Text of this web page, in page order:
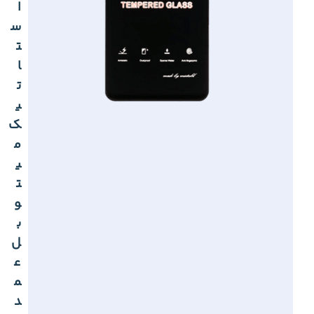
ا
س
ت
ا
ت
ی
ک
م
ی
ت
و
ب
ل
ع
م
د